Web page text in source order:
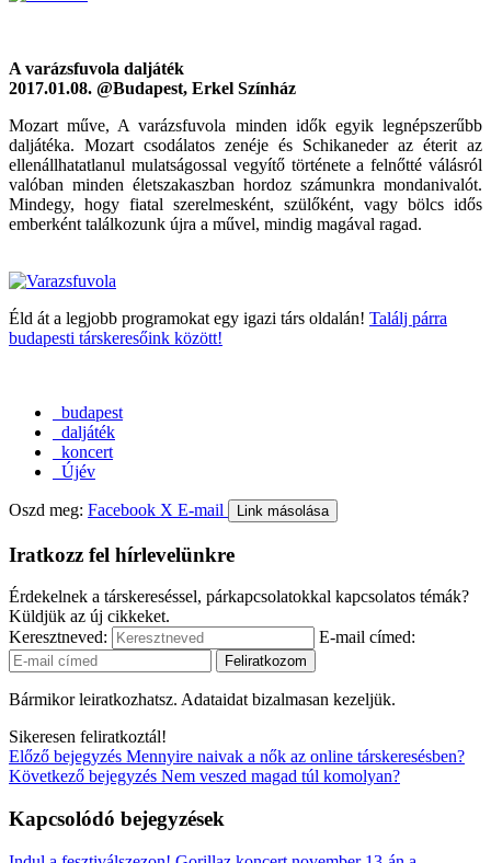
A varázsfuvola daljáték
2017.01.08. @Budapest, Erkel Színház
Mozart műve, A varázsfuvola minden idők egyik legnépszerűbb
daljátéka. Mozart csodálatos zenéje és Schikaneder az éterit az
ellenállhatatlanul mulatságossal vegyítő története a felnőtté válásról
valóban minden életszakaszban hordoz számunkra mondanivalót.
Mindegy, hogy fiatal szerelmesként, szülőként, vagy bölcs idős
emberként találkozunk újra a művel, mindig magával ragad.
Éld át a legjobb programokat egy igazi társ oldalán! Találj párra
budapesti társkeresőink között!
budapest
daljáték
koncert
Újév
Oszd meg: Facebook X E-mail Link másolása
Iratkozz fel hírlevelünkre
Érdekelnek a társkereséssel, párkapcsolatokkal kapcsolatos témák?
Küldjük az új cikkeket.
Keresztneved:
E-mail címed:
Bármikor leiratkozhatsz. Adataidat bizalmasan kezeljük.
Sikeresen feliratkoztál!
Előző bejegyzés Mennyire naivak a nők az online társkeresésben?
Következő bejegyzés Nem veszed magad túl komolyan?
Kapcsolódó bejegyzések